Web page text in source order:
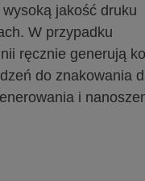
jakość druku
W przypadku
ręcznie generują
do znakowania
i